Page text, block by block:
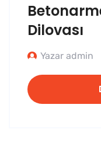
Dilovası
Yazar admin